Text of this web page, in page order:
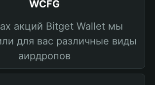
WCFG
акций Bitget Wallet мы
для вас различные виды
аирдропов